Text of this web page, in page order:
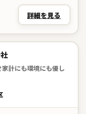
詳細を見る
計にも環境にも優し